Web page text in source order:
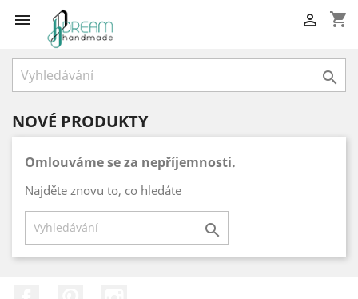
 shopping_cart


NOVÉ PRODUKTY
Omlouváme se za nepříjemnosti.
Najděte znovu to, co hledáte
